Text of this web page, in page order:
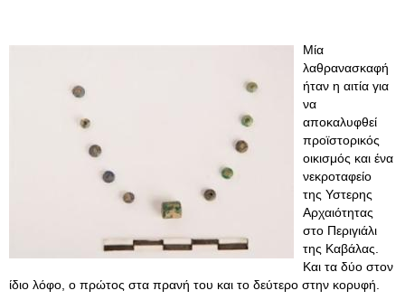
Μία
λαθρανασκαφή
ήταν η αιτία για
να
αποκαλυφθεί
προϊστορικός
οικισμός και ένα
νεκροταφείο
της Υστερης
Αρχαιότητας
στο Περιγιάλι
της Καβάλας.
Και τα δύο στον
ίδιο λόφο, ο πρώτος στα πρανή του και το δεύτερο στην κορυφή.